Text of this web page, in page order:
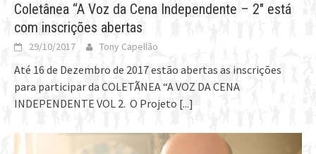
Coletânea “A Voz da Cena Independente – 2″ está
com inscrições abertas
29/10/2017 Tony Capellão
Até 16 de Dezembro de 2017 estão abertas as inscrições
para participar da COLETÃNEA “A VOZ DA CENA
INDEPENDENTE VOL 2. O Projeto [...]